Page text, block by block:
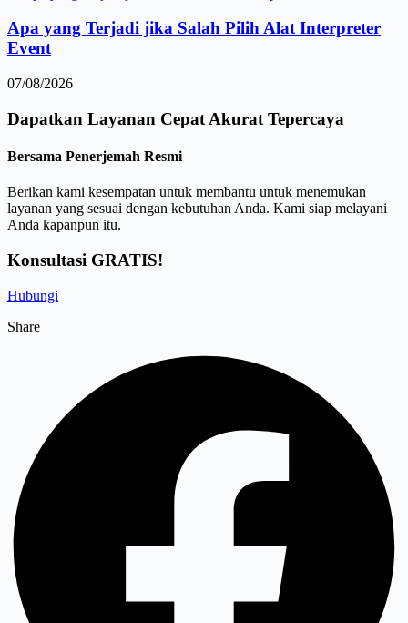
Apa yang Terjadi jika Salah Pilih Alat Interpreter
Event
07/08/2026
Dapatkan Layanan Cepat Akurat Tepercaya
Bersama Penerjemah Resmi
Berikan kami kesempatan untuk membantu untuk menemukan
layanan yang sesuai dengan kebutuhan Anda. Kami siap melayani
Anda kapanpun itu.
Konsultasi GRATIS!
Hubungi
Share